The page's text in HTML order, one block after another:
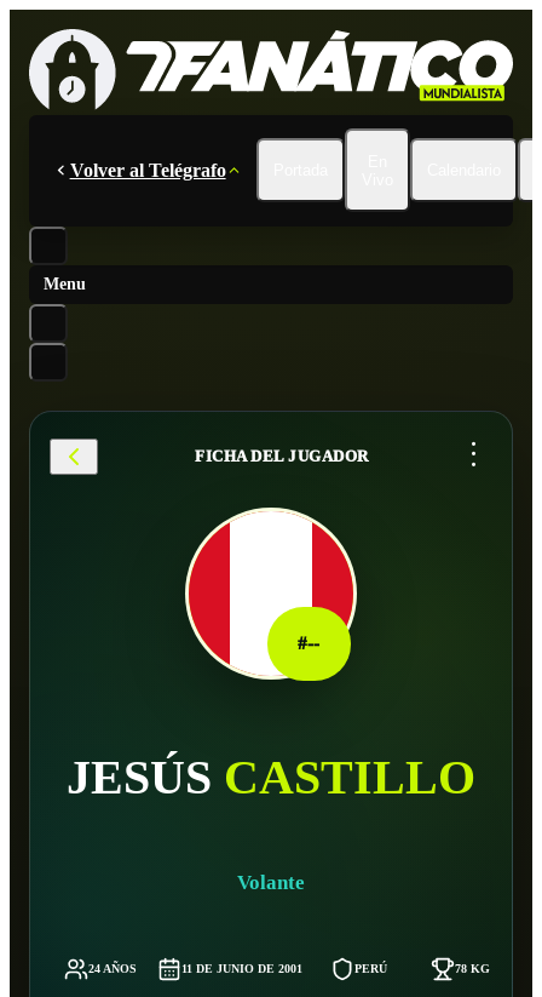
Volver al Telégrafo
Menu
FICHA DEL JUGADOR ...
#--
JESÚS CASTILLO
Volante
24 AÑOS 11 DE JUNIO DE 2001 PERÚ 78 KG